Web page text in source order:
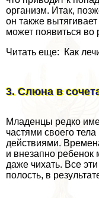
организм. Итак,
он также
может появиться во
Читать еще: Как
3. Слюна в
Младенцы редко
частями своего
действиями.
и внезапно ребенок
даже чихать. Все
полость, в